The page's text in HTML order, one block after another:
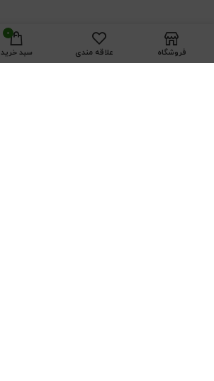
فروشگاه علاقه مندی
0
سبد خرید